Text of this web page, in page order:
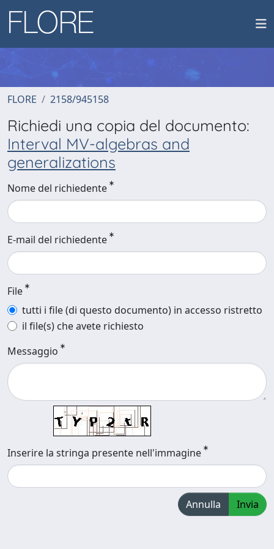
FLORE 2158/945158
Richiedi una copia del documento:
Interval MV-algebras and
generalizations
Nome del richiedente
E-mail del richiedente
File
tutti i file (di questo documento) in accesso ristretto
il file(s) che avete richiesto
Messaggio
Inserire la stringa presente nell'immagine
Annulla Invia